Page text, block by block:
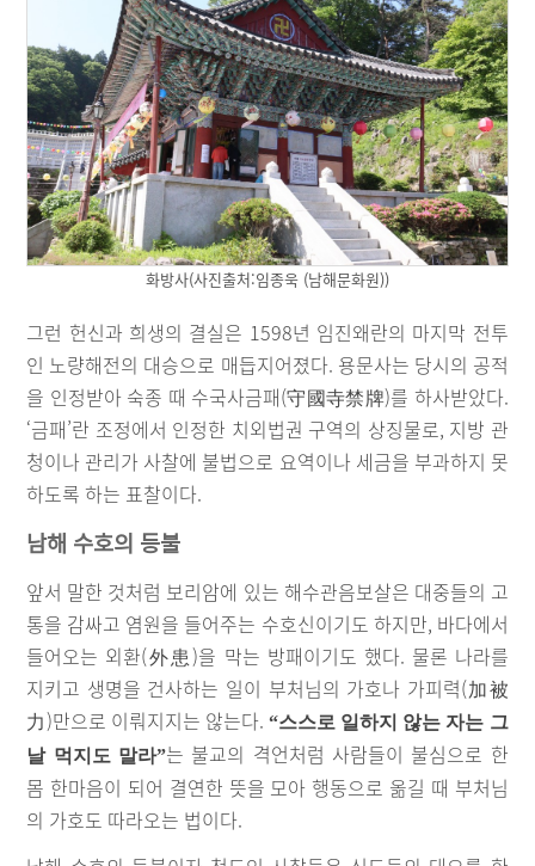
화방사(사진출처:임종욱 (남해문화원))
그런 헌신과 희생의 결실은 1598년 임진왜란의 마지막 전투
인 노량해전의 대승으로 매듭지어졌다. 용문사는 당시의 공적
을 인정받아 숙종 때 수국사금패(守國寺禁牌)를 하사받았다.
‘금패’란 조정에서 인정한 치외법권 구역의 상징물로, 지방 관
청이나 관리가 사찰에 불법으로 요역이나 세금을 부과하지 못
하도록 하는 표찰이다.
남해 수호의 등불
앞서 말한 것처럼 보리암에 있는 해수관음보살은 대중들의 고
통을 감싸고 염원을 들어주는 수호신이기도 하지만, 바다에서
들어오는 외환(外患)을 막는 방패이기도 했다. 물론 나라를
지키고 생명을 건사하는 일이 부처님의 가호나 가피력(加被
力)만으로 이뤄지지는 않는다. “스스로 일하지 않는 자는 그
날 먹지도 말라”는 불교의 격언처럼 사람들이 불심으로 한
몸 한마음이 되어 결연한 뜻을 모아 행동으로 옮길 때 부처님
의 가호도 따라오는 법이다.